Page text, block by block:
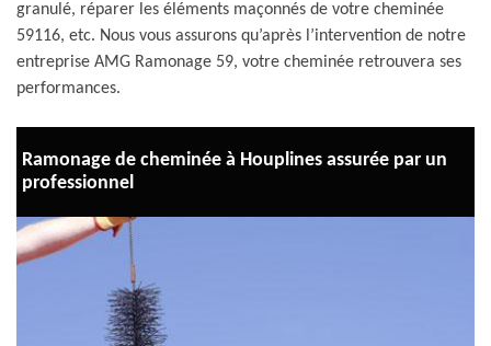
granulé, réparer les éléments maçonnés de votre cheminée
59116, etc. Nous vous assurons qu’après l’intervention de notre
entreprise AMG Ramonage 59, votre cheminée retrouvera ses
performances.
Ramonage de cheminée à Houplines assurée par un
professionnel